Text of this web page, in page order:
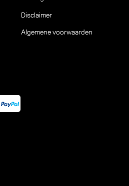
Disclaimer
Algemene voorwaarden